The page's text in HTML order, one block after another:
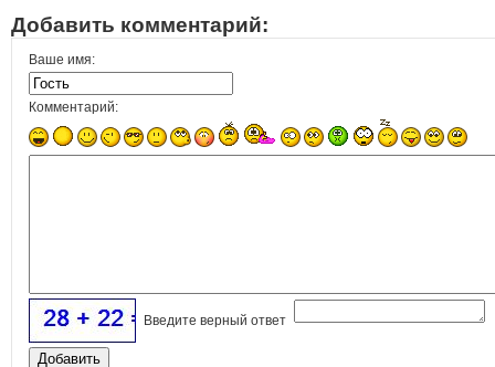
Добавить комментарий:
Ваше имя:
Комментарий:
Введите верный ответ